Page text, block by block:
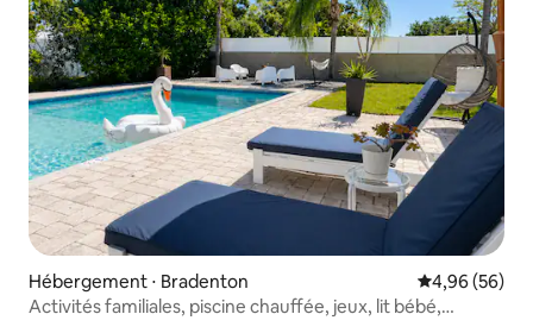
Hébergement ⋅ Bradenton Évaluation
4,96 (56)
Activités familiales, piscine chauffée, jeux, lit bébé,